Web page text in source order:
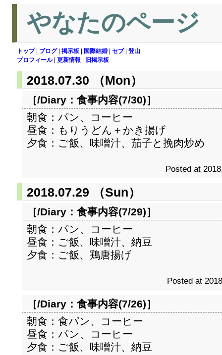
やなたのページ
トップ| ブログ| 掲示板 国際結婚 セブ| 登山
プロフィール| 更新情報 旧掲示板
2018.07.30 （Mon）
［/Diary： 食事内容(7/30)］
朝食：パン、コーヒー
昼食：もりうどん＋かき揚げ
夕食：ご飯、味噌汁、茄子と挽肉炒め
Posted at
2018.07.29 （Sun）
［/Diary： 食事内容(7/29)］
朝食：パン、コーヒー
昼食：ご飯、味噌汁、納豆
夕食：ご飯、鶏唐揚げ
Posted at
［/Diary： 食事内容(7/26)］
朝食：食パン、コーヒー
昼食：パン、コーヒー
夕食：ご飯、味噌汁、納豆